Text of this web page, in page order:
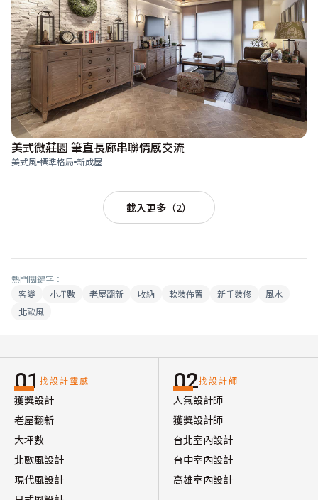
美式微莊園 筆直長廊串聯情感交流
美式風 標準格局 新成屋
載入更多（2）
熱門關鍵字：
客變
小坪數 老屋翻新 收納 軟裝佈置 新手裝修
風水
北歐風
01 找設計靈感
獲獎設計
老屋翻新
大坪數
北歐風設計
現代風設計
02找設計師
人氣設計師
獲獎設計師
台北室內設計
台中室內設計
高雄室內設計